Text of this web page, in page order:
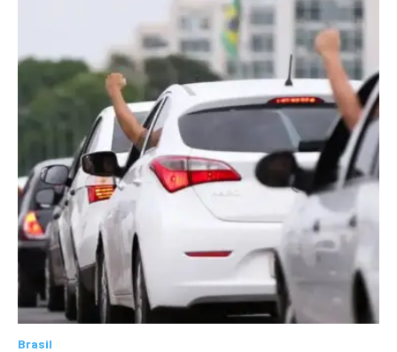
Brasil